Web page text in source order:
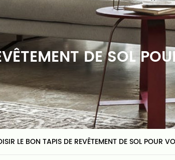
DE SOL
LE BON TAPIS DE REVÊTEMENT DE SOL POUR